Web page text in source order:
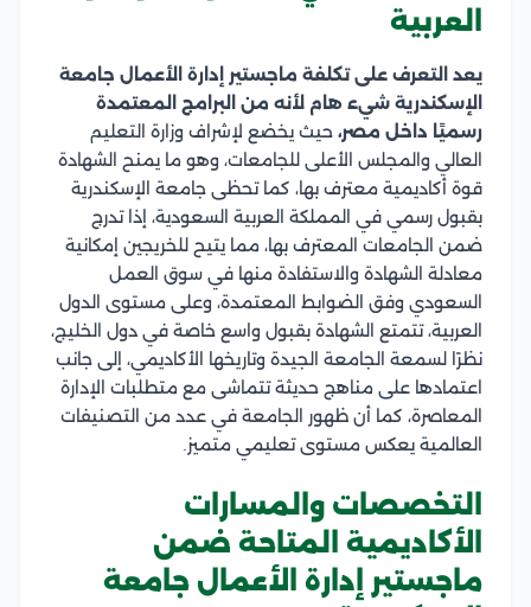
العربية
يعد التعرف على تكلفة ماجستير إدارة الأعمال جامعة
الإسكندرية شيء هام لأنه من البرامج المعتمدة
رسميًا داخل مصر، حيث يخضع لإشراف وزارة التعليم
العالي والمجلس الأعلى للجامعات، وهو ما يمنح الشهادة
قوة أكاديمية معترف بها، كما تحظى جامعة الإسكندرية
بقبول رسمي في المملكة العربية السعودية، إذا تدرج
ضمن الجامعات المعترف بها، مما يتيح للخريجين إمكانية
معادلة الشهادة والاستفادة منها في سوق العمل
السعودي وفق الضوابط المعتمدة، وعلى مستوى الدول
العربية، تتمتع الشهادة بقبول واسع خاصة في دول الخليج،
نظرًا لسمعة الجامعة الجيدة وتاريخها الأكاديمي، إلى جانب
اعتمادها على مناهج حديثة تتماشى مع متطلبات الإدارة
المعاصرة، كما أن ظهور الجامعة في عدد من التصنيفات
العالمية يعكس مستوى تعليمي متميز.
التخصصات والمسارات
الأكاديمية المتاحة ضمن
ماجستير إدارة الأعمال جامعة